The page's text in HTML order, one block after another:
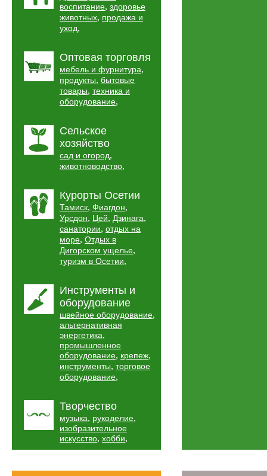
воспитание, здоровье
животных, продажа и
уход,
Оптовая торговля
мебель и фурнитура,
продукты, бытовые
товары, техника и
оборудование,
Сельское
хозяйство
сад и огород,
животноводство,
Курорты Осетии
Тамиск, Фиагдон,
Урсдон, Цей, Дзинага,
санатории, отдых на
море, Отдых в
Дигорском ущелье,
туризм в Осетии,
Инструменты и
оборудование
швейное оборудование,
альтернативная
энергетика,
промышленное
оборудование, крепеж,
инструменты, торговое
оборудование,
Творчество
музыка, рукоделие,
изобразительное
искусство, хобби,